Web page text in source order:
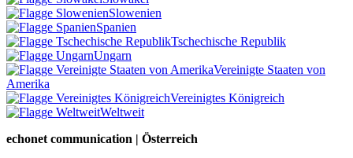
Slowenien
Spanien
Tschechische Republik
Ungarn
Vereinigte Staaten von
Amerika
Vereinigtes Königreich
Weltweit
echonet communication | Österreich